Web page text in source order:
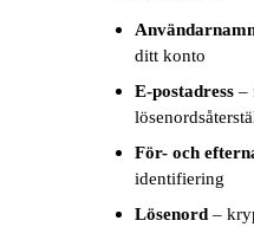
ditt konto
E-postadress –
För- och
identifiering
Lösenord –